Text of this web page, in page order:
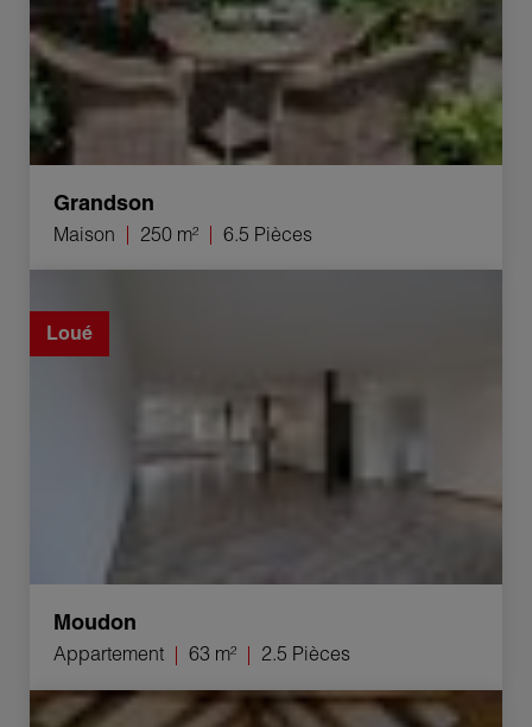
Grandson
Maison 250 m² 6.5 Pièces
Loué
Moudon
Appartement 63 m² 2.5 Pièces
Location Maison de ville Grandson 5.5 Pièces 158 m²